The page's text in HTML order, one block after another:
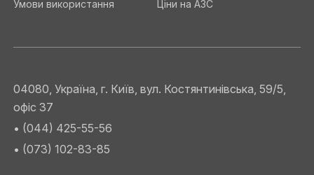
Умови використання
Ціни на АЗС
04080, Україна, г. Київ, вул. Костянтинівська, 59/5,
офіс 37
• (044) 425-55-56
• (073) 102-83-85